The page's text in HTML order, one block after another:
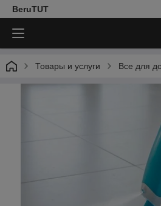
BeruTUT
Товары и услуги Все для